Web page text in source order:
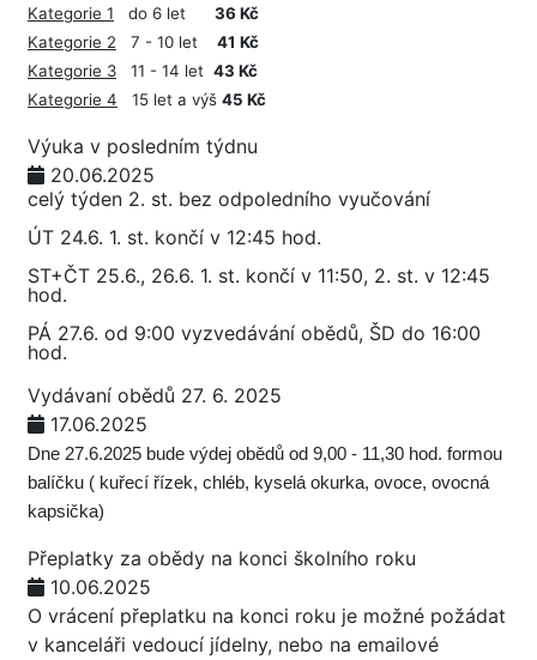
Kategorie 1 do 6 let 36 Kč
Kategorie 2 7 - 10 let 41 Kč
Kategorie 3 11 - 14 let 43 Kč
Kategorie 4 15 let a výš 45 Kč
Výuka v posledním týdnu
20.06.2025
celý týden 2. st. bez odpoledního vyučování
ÚT 24.6. 1. st. končí v 12:45 hod.
ST+ČT 25.6., 26.6. 1. st. končí v 11:50, 2. st. v 12:45
hod.
PÁ 27.6. od 9:00 vyzvedávání obědů, ŠD do 16:00
hod.
Vydávaní obědů 27. 6. 2025
17.06.2025
Dne 27.6.2025 bude výdej obědů od 9,00 - 11,30 hod. formou
balíčku ( kuřecí řízek, chléb, kyselá okurka, ovoce, ovocná
kapsička)
Přeplatky za obědy na konci školního roku
10.06.2025
O vrácení přeplatku na konci roku je možné požádat
v kanceláři vedoucí jídelny, nebo na emailové